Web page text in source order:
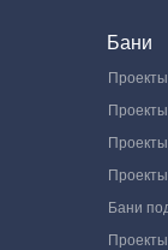
Бани
Бани